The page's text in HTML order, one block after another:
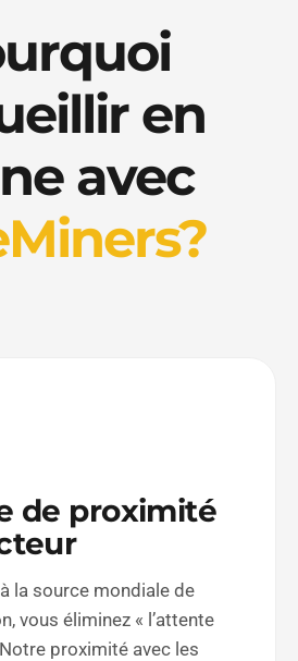
en
avec
de proximité
la source mondiale de
vous éliminez « l’attente
proximité avec les